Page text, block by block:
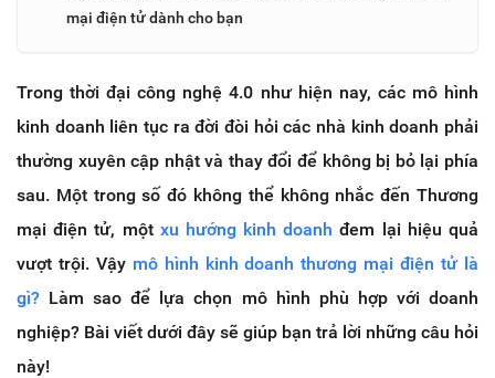
mại điện tử dành cho bạn
Trong thời đại công nghệ 4.0 như hiện nay, các mô hình
kinh doanh liên tục ra đời đòi hỏi các nhà kinh doanh phải
thường xuyên cập nhật và thay đổi để không bị bỏ lại phía
sau. Một trong số đó không thể không nhắc đến Thương
mại điện tử, một xu hướng kinh doanh đem lại hiệu quả
vượt trội. Vậy mô hình kinh doanh thương mại điện tử là
gì? Làm sao để lựa chọn mô hình phù hợp với doanh
nghiệp? Bài viết dưới đây sẽ giúp bạn trả lời những câu hỏi
này!